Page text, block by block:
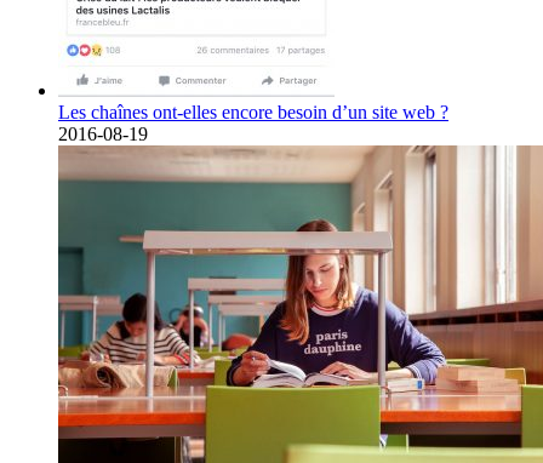
Les chaînes ont-elles encore besoin d’un site web ?
2016-08-19